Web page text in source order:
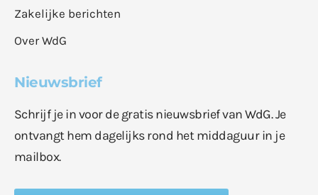
Zakelijke berichten
Over WdG
Nieuwsbrief
Schrijf je in voor de gratis nieuwsbrief van WdG. Je
ontvangt hem dagelijks rond het middaguur in je
mailbox.